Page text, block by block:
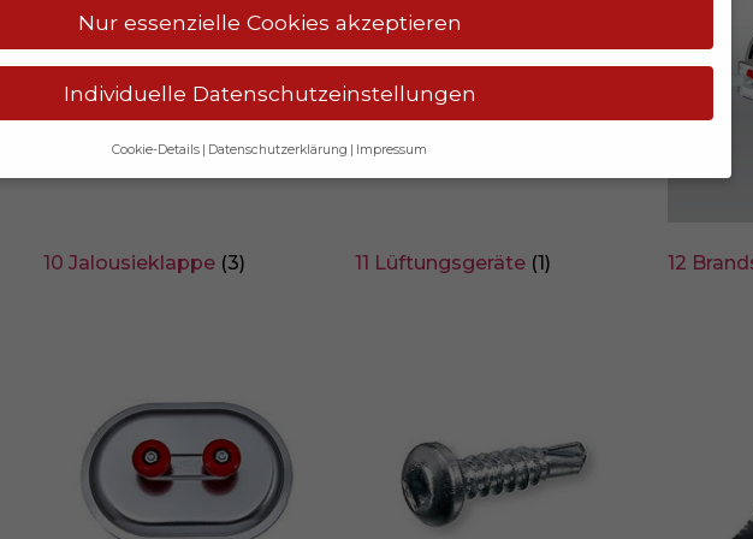
10 Jalousieklappe (3) 11 Lüftungsgeräte (1) 12
Nur essenzielle Cookies akzeptieren
Individuelle Datenschutzeinstellungen
Cookie-Details Datenschutzerklärung Impressum
Datenschutzeinstellungen
und andere Technologien auf unserer Website. Einige von ihnen sind essenziell,
sich weitere Informationen anzeigen lassen und so nur bestimmte Cookies
Speichern Nur essenzielle Cookies akzeptieren